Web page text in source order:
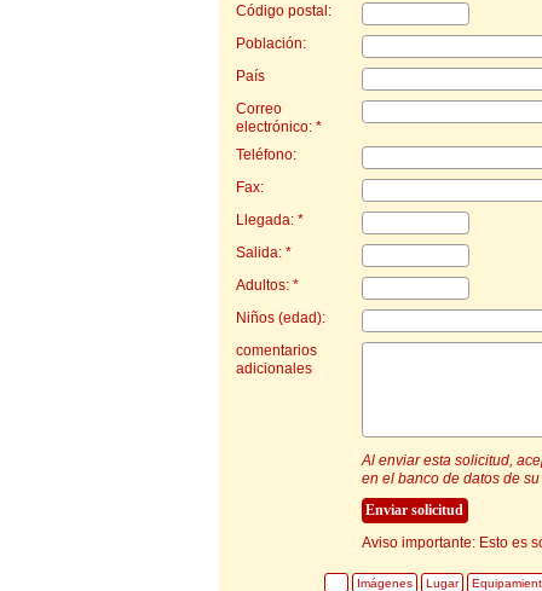
Código postal:
Población:
País
Correo
electrónico: *
Teléfono:
Fax:
Llegada: *
Salida: *
Adultos: *
Niños (edad):
comentarios
adicionales
Al enviar esta solicitud,
en el banco de datos de
Aviso importante: Esto es
Imágenes Lugar